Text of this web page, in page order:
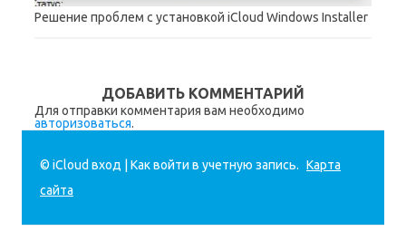
Решение проблем с установкой iCloud Windows Installer
ДОБАВИТЬ КОММЕНТАРИЙ
Для отправки комментария вам необходимо
авторизоваться.
© iCloud вход | Как войти в учетную запись. Карта
сайта